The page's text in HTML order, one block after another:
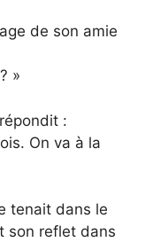
de son amie
»
:
On va à la
tenait dans le
son reflet dans